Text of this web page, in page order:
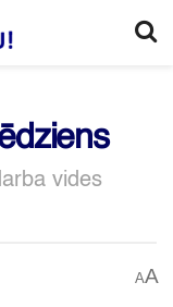
vides
AA